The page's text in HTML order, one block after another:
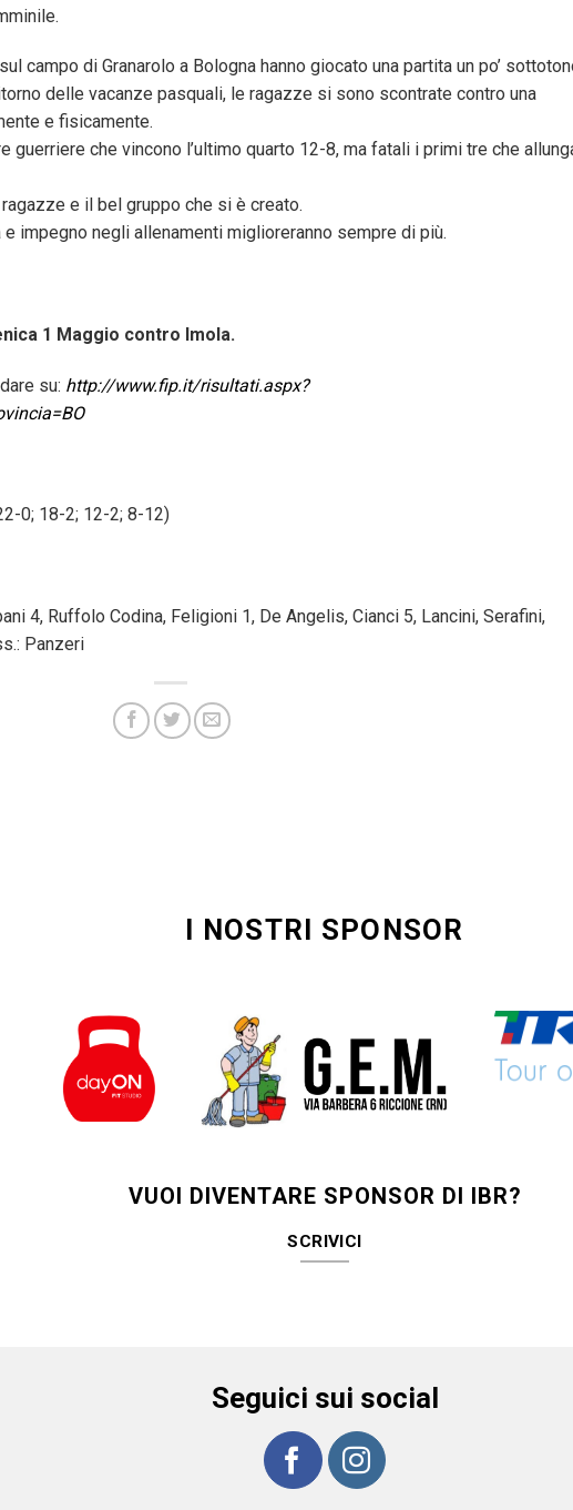
campo di Granarolo a Bologna hanno giocato una partita un po’
delle vacanze pasquali, le ragazze si sono scontrate contro una
e fisicamente.
guerriere che vincono l’ultimo quarto 12-8, ma fatali i primi tre che
e il bel gruppo che si è creato.
impegno negli allenamenti miglioreranno sempre di più.
1 Maggio contro Imola.
su: http://www.fip.it/risultati.aspx?
0; 18-2; 12-2; 8-12)
4, Ruffolo Codina, Feligioni 1, De Angelis, Cianci 5, Lancini, Serafini,
Panzeri
I NOSTRI SPONSOR
VUOI DIVENTARE SPONSOR DI IBR?
SCRIVICI
Seguici sui social